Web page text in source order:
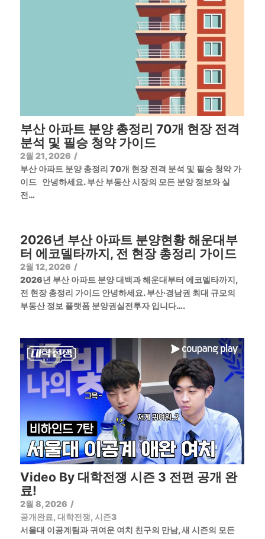
부산 아파트 분양 총정리 70개 현장 전격
분석 및 필승 청약 가이드
2월 21, 2026 /
부산 아파트 분양 총정리 70개 현장 전격 분석 및 필승 청약 가
이드 안녕하세요. 부산 부동산 시장의 모든 분양 정보와 실
전…
2026년 부산 아파트 분양현황 해운대부
터 에코델타까지, 전 현장 총정리 가이드
2월 12, 2026 /
2026년 부산 아파트 분양 대백과 해운대부터 에코델타까지,
전 현장 총정리 가이드 안녕하세요. 부산·경남권 최대 규모의
부동산 정보 플랫폼 분양권실전투자 입니다….
Video By 대학전쟁 시즌 3 전편 공개 완
료!
2월 8, 2026 /
공개완료, 대학전쟁, 시즌3
서울대 이공계팀과 귀여운 여치 친구의 만남, 새 시즌의 모든